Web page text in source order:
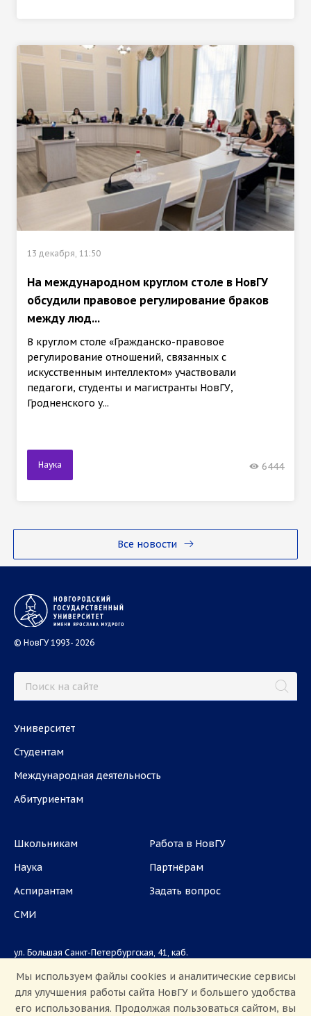
Все новости
13 декабря, 11:50
На международном круглом столе в НовГУ
обсудили правовое регулирование браков
между люд...
В круглом столе «Гражданско-правовое
регулирование отношений, связанных с
искусственным интеллектом» участвовали
педагоги, студенты и магистранты НовГУ,
Гродненского у...
Наука 6444
© НовГУ 1993- 2026
Университет
Студентам
Международная деятельность
Абитуриентам
Школьникам
Наука
Аспирантам
СМИ
Работа в НовГУ
Партнёрам
Задать вопрос
ул. Большая Санкт-Петербургская, 41, каб.
Приемная комиссия: +7(8162)33-20-44
Мы используем файлы cookies и аналитические сервисы
для улучшения работы сайта НовГУ и большего удобства
его использования. Продолжая пользоваться сайтом, вы